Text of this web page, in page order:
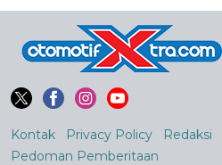
Kontak Privacy Policy Redaksi
Pedoman Pemberitaan